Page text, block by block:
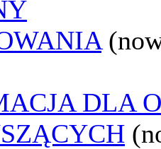
DLA